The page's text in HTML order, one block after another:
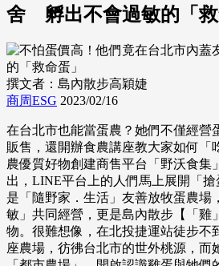
舍 孵出不會過敏的「救
撰文者：島內散步高穎婕
商周ESG 2023/02/16
在台北市也能當蛋農？她們不僅經營
販售，還開辦食農講座教大家如何「
農優質好物創建商售平台「野沃食集
出，LINE平台上的人們馬上展開「
是「隨野家．生活」友善放牧蛋農場
敏」共同經營，更是島內散步【「雞
物。很難想像，在北投捷運站徒步不
座農場，彷彿台北市的世外桃源，而